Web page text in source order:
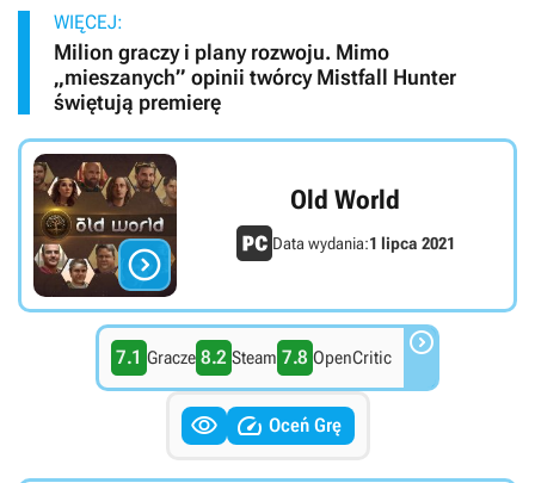
WIĘCEJ:
Milion graczy i plany rozwoju. Mimo
„mieszanych” opinii twórcy Mistfall Hunter
świętują premierę

Old World
Data wydania:1 lipca 2021
7.1 Gracze 8.2 Steam 7.8 OpenCritic 
  Oceń Grę